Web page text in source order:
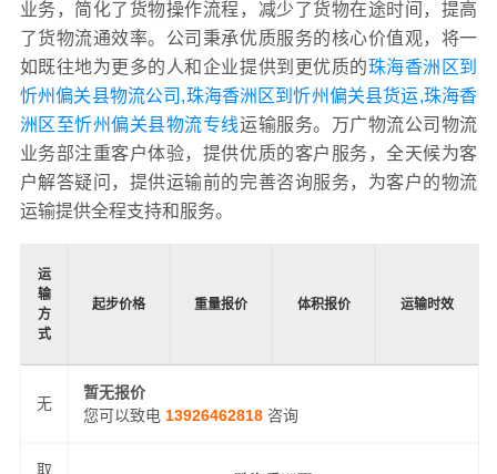
业务，简化了货物操作流程，减少了货物在途时间，提高
了货物流通效率。公司秉承优质服务的核心价值观，将一
如既往地为更多的人和企业提供到更优质的珠海香洲区到
忻州偏关县物流公司,珠海香洲区到忻州偏关县货运,珠海香
洲区至忻州偏关县物流专线运输服务。万广物流公司物流
业务部注重客户体验，提供优质的客户服务，全天候为客
户解答疑问，提供运输前的完善咨询服务，为客户的物流
运输提供全程支持和服务。
运
输
方
式
起步价格 重量报价 体积报价 运输时效
无
暂无报价
您可以致电 13926462818 咨询
取